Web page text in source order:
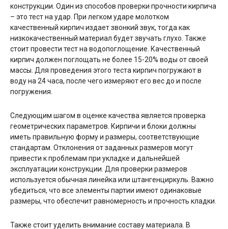
конструкции. Один из способов проверки прочности кирпича
– это тест на удар. При легком ударе молотком
качественный кирпич издает звонкий звук, тогда как
низкокачественный материал будет звучать глухо. Также
стоит провести тест на водопоглощение. Качественный
кирпич должен поглощать не более 15-20% воды от своей
массы. Для проведения этого теста кирпич погружают в
воду на 24 часа, после чего измеряют его вес до и после
погружения.
Следующим шагом в оценке качества является проверка
геометрических параметров. Кирпичи и блоки должны
иметь правильную форму и размеры, соответствующие
стандартам. Отклонения от заданных размеров могут
привести к проблемам при укладке и дальнейшей
эксплуатации конструкции. Для проверки размеров
используется обычная линейка или штангенциркуль. Важно
убедиться, что все элементы партии имеют одинаковые
размеры, что обеспечит равномерность и прочность кладки.
Также стоит уделить внимание составу материала. В